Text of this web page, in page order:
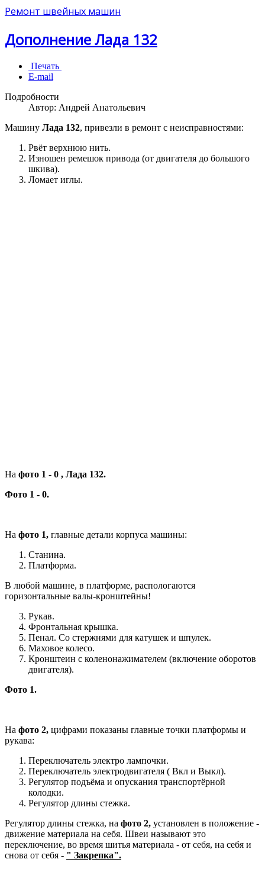
Ремонт швейных машин
Дополнение Лада 132
Печать
E-mail
Подробности
Автор: Андрей Анатольевич
Машину Лада 132, привезли в ремонт с неисправностями:
Рвёт верхнюю нить.
Изношен ремешок привода (от двигателя до большого
шкива).
Ломает иглы.
На фото 1 - 0 , Лада 132.
Фото 1 - 0.
На фото 1, главные детали корпуса машины:
Станина.
Платформа.
В любой машине, в платформе, распологаются
горизонтальные валы-кронштейны!
Рукав.
Фронтальная крышка.
Пенал. Со стержнями для катушек и шпулек.
Маховое колесо.
Кронштеин с коленонажимателем (включение оборотов
двигателя).
Фото 1.
На фото 2, цифрами показаны главные точки платформы и
рукава:
Переключатель электро лампочки.
Переключатель электродвигателя ( Вкл и Выкл).
Регулятор подъёма и опускания транспортёрной
колодки.
Регулятор длины стежка.
Регулятор длины стежка, на фото 2, установлен в положение -
движение материала на себя. Швеи называют это
переключение, во время шитья материала - от себя, на себя и
снова от себя - " Закрепка".